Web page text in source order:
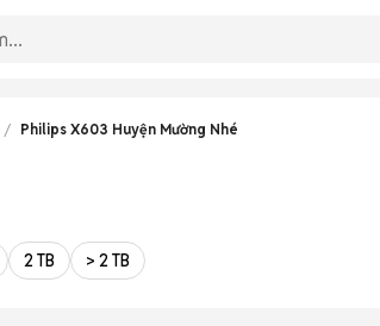
Philips X603 Huyện Mường Nhé
2 TB > 2 TB